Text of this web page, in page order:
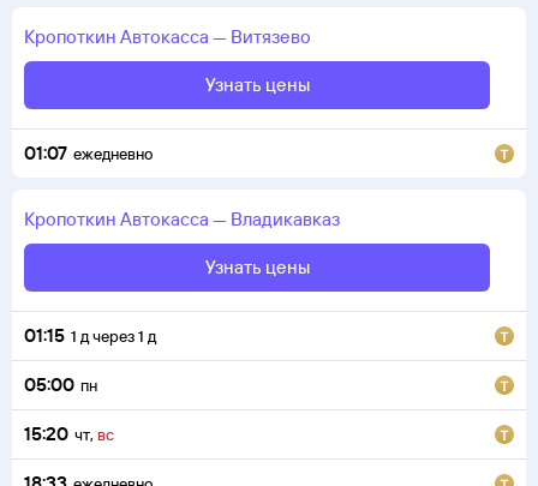
Кропоткин Автокасса — Витязево
Узнать цены
01:07 ежедневно
Кропоткин Автокасса — Владикавказ
Узнать цены
01:15 1 дчерез1 д
05:00 пн
15:20 чт, вс